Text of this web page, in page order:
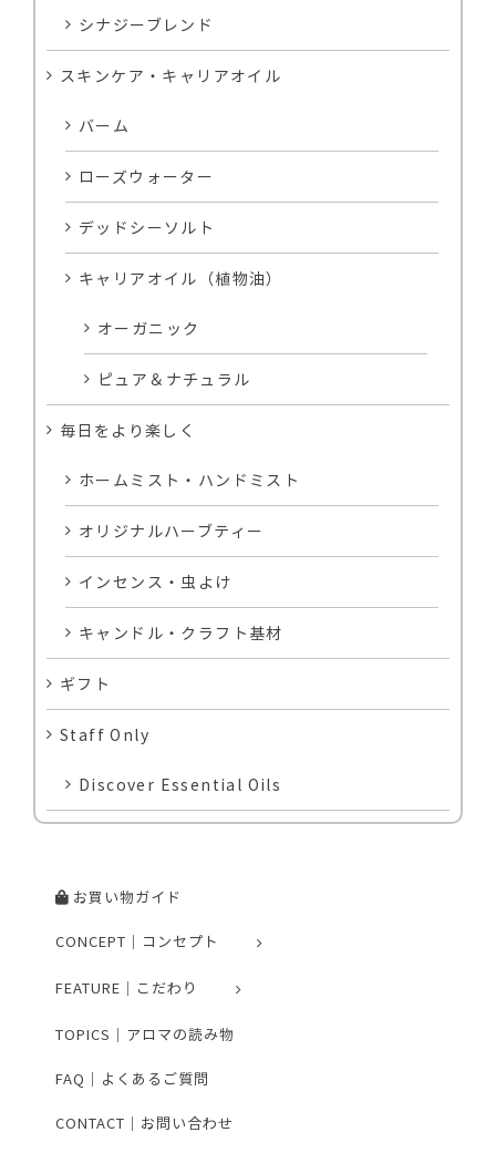
シナジーブレンド
スキンケア・キャリアオイル
バーム
ローズウォーター
デッドシーソルト
キャリアオイル（植物油）
オーガニック
ピュア＆ナチュラル
毎日をより楽しく
ホームミスト・ハンドミスト
オリジナルハーブティー
インセンス・虫よけ
キャンドル・クラフト基材
ギフト
Staff Only
Discover Essential Oils
お買い物ガイド
CONCEPT｜コンセプト
FEATURE｜こだわり
TOPICS｜アロマの読み物
FAQ｜よくあるご質問
CONTACT｜お問い合わせ